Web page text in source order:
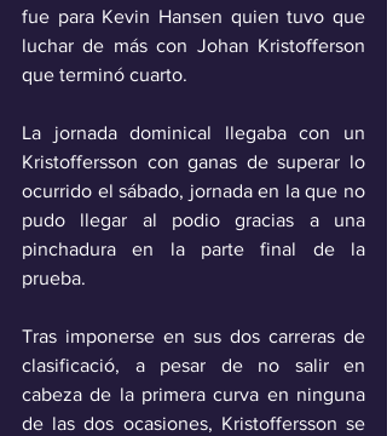
fue para Kevin Hansen quien tuvo que
luchar de más con Johan Kristofferson
que terminó cuarto.
La jornada dominical llegaba con un
Kristoffersson con ganas de superar lo
ocurrido el sábado, jornada en la que no
pudo llegar al podio gracias a una
pinchadura en la parte final de la
prueba.
Tras imponerse en sus dos carreras de
clasificació, a pesar de no salir en
cabeza de la primera curva en ninguna
de las dos ocasiones, Kristoffersson se